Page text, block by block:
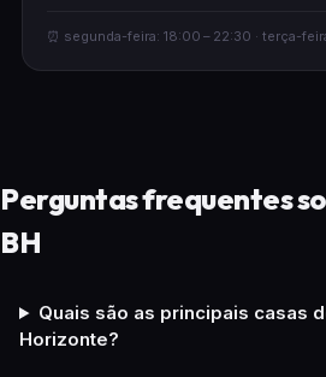
para cadeirantes e aceita reservas.
⏰ segunda-feira: 18:00 – 22:30 · terça-
Perguntas frequentes
BH
Quais são as principais casas
Horizonte?